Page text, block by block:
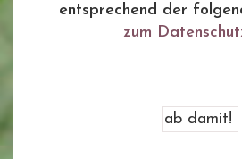
entsprechend der
zum